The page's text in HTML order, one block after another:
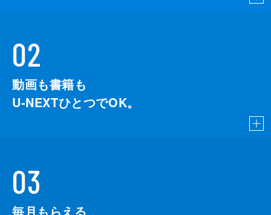
02
動画も書籍も
U-NEXTひとつでOK。
03
毎月もらえる